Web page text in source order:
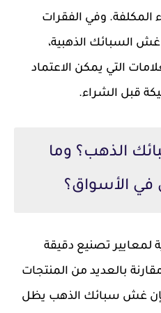
المكلفة. وفي الفقرات
السبائك الذهبية،
التي يمكن الاعتماد
قبل الشراء.
الذهب؟ وما
الأسواق؟
لمعايير تصنيع دقيقة
بالعديد من المنتجات
فإن غش سبائك الذهب يظل